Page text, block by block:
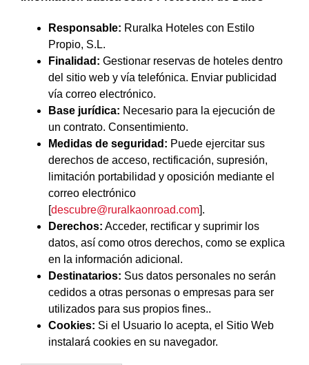
Responsable: Ruralka Hoteles con Estilo
Propio, S.L.
Finalidad: Gestionar reservas de hoteles dentro
del sitio web y vía telefónica. Enviar publicidad
vía correo electrónico.
Base jurídica: Necesario para la ejecución de
un contrato. Consentimiento.
Medidas de seguridad: Puede ejercitar sus
derechos de acceso, rectificación, supresión,
limitación portabilidad y oposición mediante el
correo electrónico
[descubre@ruralkaonroad.com].
Derechos: Acceder, rectificar y suprimir los
datos, así como otros derechos, como se explica
en la información adicional.
Destinatarios: Sus datos personales no serán
cedidos a otras personas o empresas para ser
utilizados para sus propios fines..
Cookies: Si el Usuario lo acepta, el Sitio Web
instalará cookies en su navegador.